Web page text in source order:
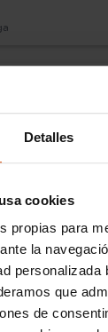
Detalles
cookies
propias para
la
personalizada
que
de